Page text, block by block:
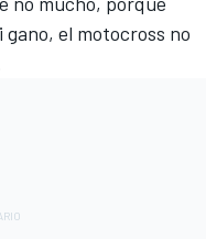
el motocross no